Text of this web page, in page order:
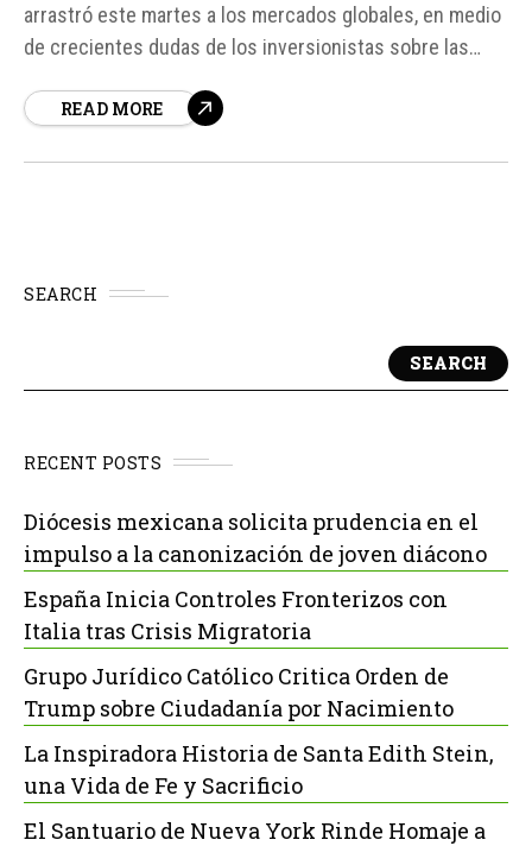
arrastró este martes a los mercados globales, en medio
de crecientes dudas de los inversionistas sobre las
necesarios para sostener el desarrollo de la inteligencia
READ MORE
SEARCH
SEARCH
RECENT POSTS
Diócesis mexicana solicita prudencia en el
impulso a la canonización de joven diácono
España Inicia Controles Fronterizos con
Italia tras Crisis Migratoria
Grupo Jurídico Católico Critica Orden de
Trump sobre Ciudadanía por Nacimiento
La Inspiradora Historia de Santa Edith Stein,
una Vida de Fe y Sacrificio
El Santuario de Nueva York Rinde Homaje a